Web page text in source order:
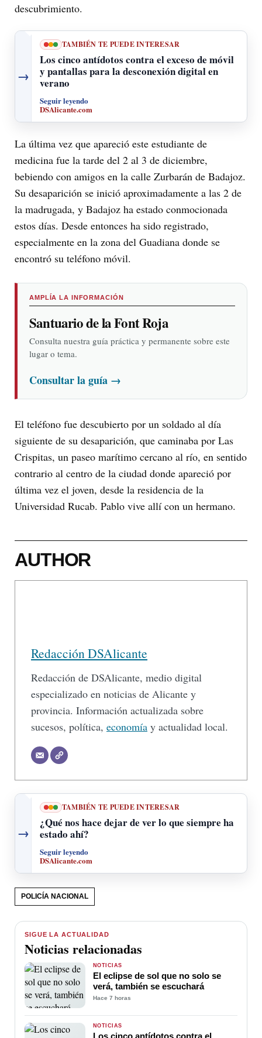
descubrimiento.
→
TAMBIÉN TE PUEDE INTERESAR
Los cinco antídotos contra el exceso de móvil
y pantallas para la desconexión digital en
verano
Seguir leyendo
DSAlicante.com
La última vez que apareció este estudiante de
medicina fue la tarde del 2 al 3 de diciembre,
bebiendo con amigos en la calle Zurbarán de Badajoz.
Su desaparición se inició aproximadamente a las 2 de
la madrugada, y Badajoz ha estado conmocionada
estos días. Desde entonces ha sido registrado,
especialmente en la zona del Guadiana donde se
encontró su teléfono móvil.
AMPLÍA LA INFORMACIÓN
Santuario de la Font Roja
Consulta nuestra guía práctica y permanente sobre este
lugar o tema.
Consultar la guía →
El teléfono fue descubierto por un soldado al día
siguiente de su desaparición, que caminaba por Las
Crispitas, un paseo marítimo cercano al río, en sentido
contrario al centro de la ciudad donde apareció por
última vez el joven, desde la residencia de la
Universidad Rucab. Pablo vive allí con un hermano.
AUTHOR
Redacción DSAlicante
Redacción de DSAlicante, medio digital
especializado en noticias de Alicante y
provincia. Información actualizada sobre
sucesos, política, economía y actualidad local.
→
TAMBIÉN TE PUEDE INTERESAR
¿Qué nos hace dejar de ver lo que siempre ha
estado ahí?
Seguir leyendo
DSAlicante.com
POLICÍA NACIONAL
SIGUE LA ACTUALIDAD
Noticias relacionadas
NOTICIAS
El eclipse de sol que no solo se
verá, también se escuchará
Hace 7 horas
NOTICIAS
Los cinco antídotos contra el